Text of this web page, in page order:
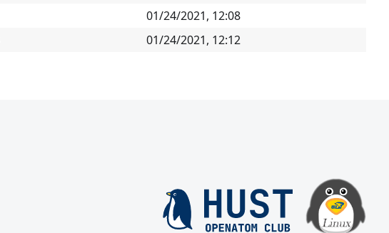
01/24/2021, 12:08
01/24/2021, 12:12